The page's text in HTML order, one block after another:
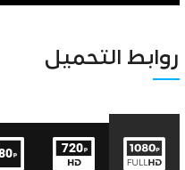
Unmute Settings
روابط التحميل